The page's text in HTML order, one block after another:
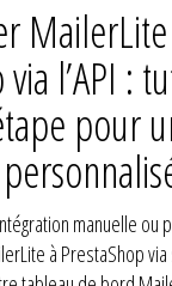
l’API :
pour
manuelle ou
à PrestaShop